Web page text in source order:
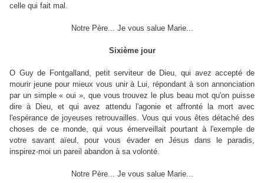
celle qui fait mal.
Notre Père... Je vous salue Marie...
Sixième jour
O Guy de Fontgalland, petit serviteur de Dieu, qui avez accepté de
mourir jeune pour mieux vous unir à Lui, répondant à son annonciation
par un simple « oui », que vous trouvez le plus beau mot qu'on puisse
dire à Dieu, et qui avez attendu l'agonie et affronté la mort avec
l'espérance de joyeuses retrouvailles. Vous qui vous êtes détaché des
choses de ce monde, qui vous émerveillait pourtant à l'exemple de
votre savant aïeul, pour vous évader en Jésus dans le paradis,
inspirez-moi un pareil abandon à sa volonté.
Notre Père... Je vous salue Marie...